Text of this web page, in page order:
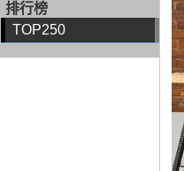
排行榜
TOP250